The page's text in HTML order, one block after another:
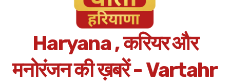
Haryana , करियर और
मनोरंजन की ख़बरें - Vartahr